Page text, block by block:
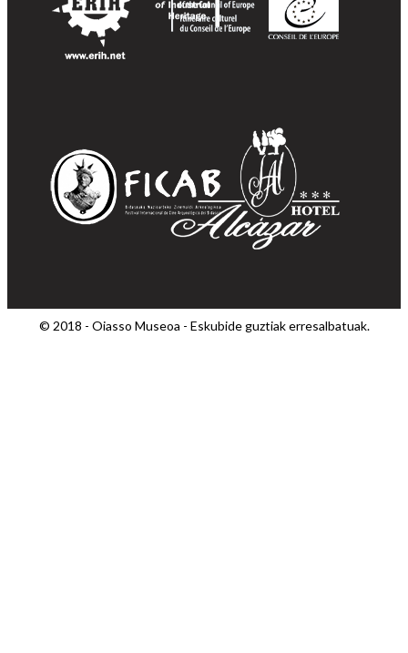
© 2018 - Oiasso Museoa - Eskubide guztiak erresalbatuak.